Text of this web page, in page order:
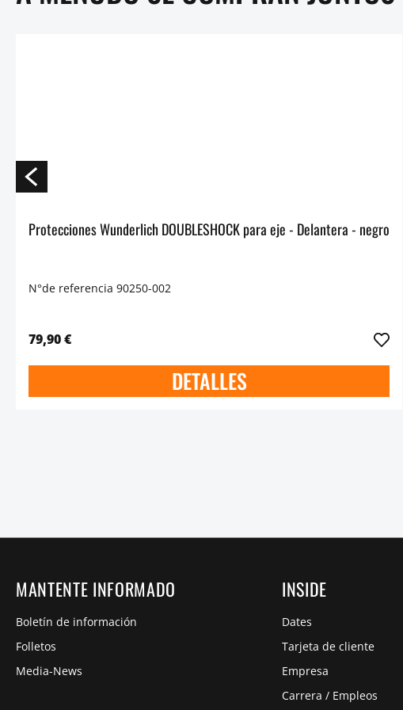
Protecciones Wunderlich DOUBLESHOCK para eje - Delantera - negro
N°de referencia 90250-002
79,90 €
DETALLES
MANTENTE INFORMADO
Boletín de información
Folletos
Media-News
INSIDE
Dates
Tarjeta de cliente
Empresa
Carrera / Empleos